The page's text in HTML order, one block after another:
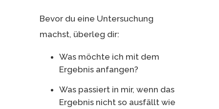
Bevor du eine Untersuchung
machst, überleg dir:
Was möchte ich mit dem
Ergebnis anfangen?
Was passiert in mir, wenn das
Ergebnis nicht so ausfällt wie